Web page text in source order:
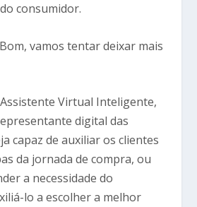
consumidor.
vamos tentar deixar mais
Virtual Inteligente,
digital das
capaz de auxiliar os clientes
da jornada de compra, ou
a necessidade do
lo a escolher a melhor